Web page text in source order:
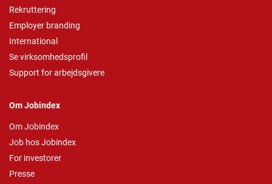
Rekruttering
Employer branding
International
Se virksomhedsprofil
Support for arbejdsgivere
Om Jobindex
Om Jobindex
Job hos Jobindex
For investorer
Presse